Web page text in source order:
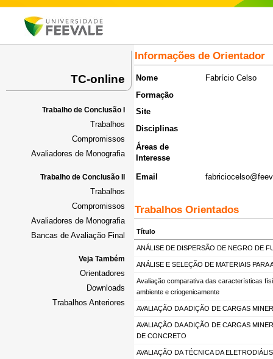
TC-online
Trabalho de Conclusão I
Trabalhos
Compromissos
Avaliadores de Monografia
Trabalho de Conclusão II
Trabalhos
Compromissos
Avaliadores de Monografia
Bancas de Avaliação Final
Veja Também
Orientadores
Downloads
Trabalhos Anteriores
Informações de Orientador
Nome
Fabrício Celso
Formação
Site
Disciplinas
Áreas de
Interesse
Email
Trabalhos Orientados
Título
ANÁLISE DE DISPERSÃO DE NEGRO DE
ANÁLISE E SELEÇÃO DE MATERIAIS
Avaliação comparativa das características
ambiente e criogenicamente
AVALIAÇÃO DA ADIÇÃO DE CARGAS
AVALIAÇÃO DA ADIÇÃO DE CARGAS
DE CONCRETO
AVALIAÇÃO DA TÉCNICA DA